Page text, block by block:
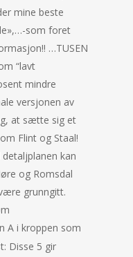
mine beste
som foret
…TUSEN
“lavt
mindre
versjonen av
at sætte sig et
Flint og Staal!
kan
og Romsdal
grunngitt.
A i kroppen som
Disse 5 gir